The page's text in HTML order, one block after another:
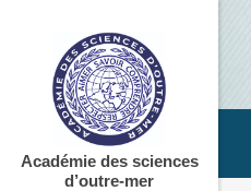
Académie des sciences
d’outre-mer